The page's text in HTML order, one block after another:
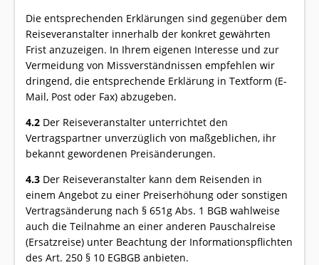
Die entsprechenden Erklärungen sind gegenüber dem
Reiseveranstalter innerhalb der konkret gewährten
Frist anzuzeigen. In Ihrem eigenen Interesse und zur
Vermeidung von Missverständnissen empfehlen wir
dringend, die entsprechende Erklärung in Textform (E-
Mail, Post oder Fax) abzugeben.
4.2 Der Reiseveranstalter unterrichtet den
Vertragspartner unverzüglich von maßgeblichen, ihr
bekannt gewordenen Preisänderungen.
4.3 Der Reiseveranstalter kann dem Reisenden in
einem Angebot zu einer Preiserhöhung oder sonstigen
Vertragsänderung nach § 651g Abs. 1 BGB wahlweise
auch die Teilnahme an einer anderen Pauschalreise
(Ersatzreise) unter Beachtung der Informationspflichten
des Art. 250 § 10 EGBGB anbieten.